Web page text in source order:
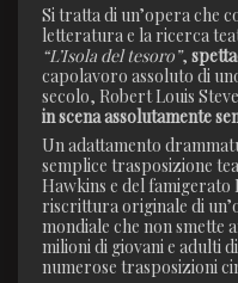
Si tratta di un’opera che
letteratura e la ricerca
“L’Isola del tesoro”,
capolavoro assoluto di
secolo, Robert Louis
in scena assolutamente
Un adattamento
semplice trasposizione
Hawkins e del famigerato
riscrittura originale di
mondiale che non smette
milioni di giovani e adulti
numerose trasposizioni